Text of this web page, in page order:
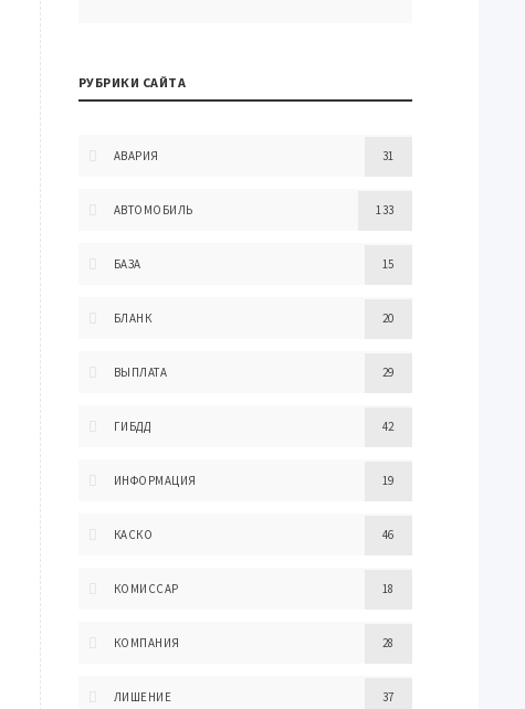
РУБРИКИ САЙТА
АВАРИЯ 31
АВТОМОБИЛЬ 133
БАЗА 15
БЛАНК 20
ВЫПЛАТА 29
ГИБДД 42
ИНФОРМАЦИЯ 19
КАСКО 46
КОМИССАР 18
КОМПАНИЯ 28
ЛИШЕНИЕ 37